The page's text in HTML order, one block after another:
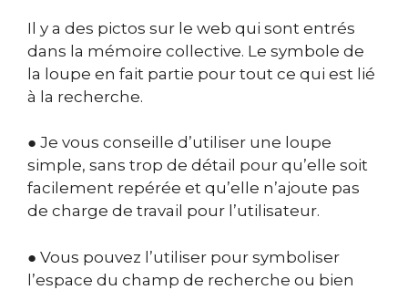
Il y a des pictos sur le web qui sont entrés
dans la mémoire collective. Le symbole de
la loupe en fait partie pour tout ce qui est lié
à la recherche.
● Je vous conseille d’utiliser une loupe
simple, sans trop de détail pour qu’elle soit
facilement repérée et qu’elle n’ajoute pas
de charge de travail pour l’utilisateur.
● Vous pouvez l’utiliser pour symboliser
l’espace du champ de recherche ou bien